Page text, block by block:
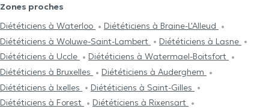
Zones proches
Diététiciens à Waterloo
Diététiciens à Braine-L'Alleud
Diététiciens à Woluwe-Saint-Lambert
Diététiciens à Lasne
Diététiciens à Uccle
Diététiciens à Watermael-Boitsfort
Diététiciens à Bruxelles
Diététiciens à Auderghem
Diététiciens à Ixelles
Diététiciens à Saint-Gilles
Diététiciens à Forest
Diététiciens à Rixensart